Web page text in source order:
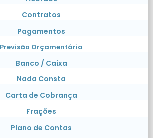
Contratos
Pagamentos
Previsão Orçamentária
Banco / Caixa
Nada Consta
Carta de Cobrança
Frações
Plano de Contas